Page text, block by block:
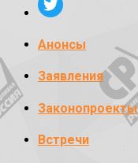
Анонсы
Заявления
Законопроекты
Встречи